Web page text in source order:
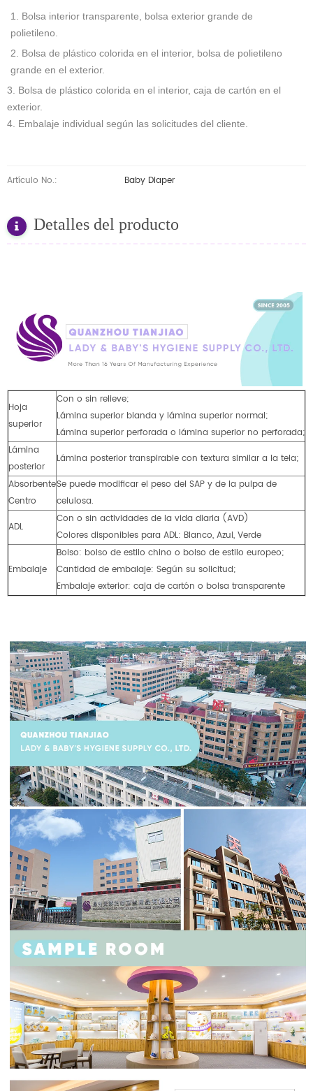
1. Bolsa interior transparente, bolsa exterior grande de
polietileno.
2. Bolsa de plástico colorida en el interior, bolsa de polietileno
grande en el exterior.
3. Bolsa de plástico colorida en el interior, caja de cartón en el
exterior.
4. Embalaje individual según las solicitudes del cliente.
Artículo No.: Baby Diaper
Detalles del producto
Hoja
superior
Con o sin relieve;
Lámina superior blanda y lámina superior normal;
Lámina superior perforada o lámina superior no perforada;
Lámina
posterior
Lámina posterior transpirable con textura similar a la tela;
Absorbente
Centro
Se puede modificar el peso del SAP y de la pulpa de
celulosa.
ADL
Con o sin actividades de la vida diaria (AVD)
Colores disponibles para ADL: Blanco, Azul, Verde
Embalaje
Bolso: bolso de estilo chino o bolso de estilo europeo;
Cantidad de embalaje: Según su solicitud;
Embalaje exterior: caja de cartón o bolsa transparente